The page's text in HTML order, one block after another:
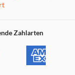
dein Handy
Zahlarten